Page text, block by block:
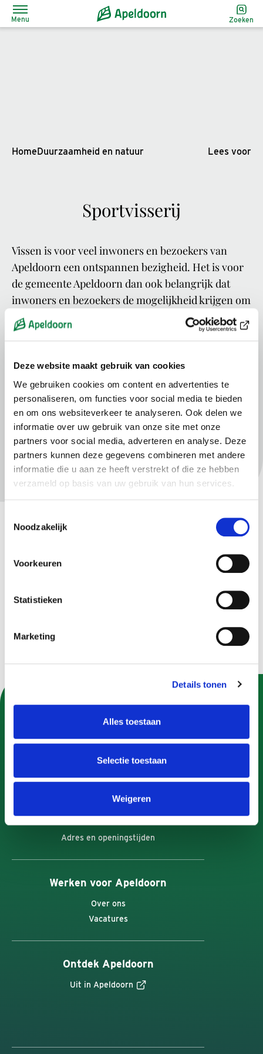
Deze website maakt gebruik van cookies
We gebruiken cookies om content en advertenties te
personaliseren, om functies voor social media te bieden
en om ons websiteverkeer te analyseren. Ook delen we
informatie over uw gebruik van onze site met onze
partners voor social media, adverteren en analyse. Deze
partners kunnen deze gegevens combineren met andere
informatie die u aan ze heeft verstrekt of die ze hebben
verzameld op basis van uw gebruik van hun services.
Noodzakelijk
Voorkeuren
Statistieken
Marketing
Details tonen
Alles toestaan
Selectie toestaan
Weigeren
Menu Zoeken
HomeDuurzaamheid en natuur Lees voor
Sportvisserij
Vissen is voor veel inwoners en bezoekers van
Apeldoorn een ontspannen bezigheid. Het is voor
de gemeente Apeldoorn dan ook belangrijk dat
inwoners en bezoekers de mogelijkheid krijgen om
te kunnen vissen.
Waar mag ik vissen?
Algemene regels
Duurzaamheid en natuur
U kunt Gemeente Apeldoorn ook volgen op:
Contact
Contactformulier
Adres en openingstijden
Werken voor Apeldoorn
Over ons
Vacatures
Ontdek Apeldoorn
Uit in Apeldoorn